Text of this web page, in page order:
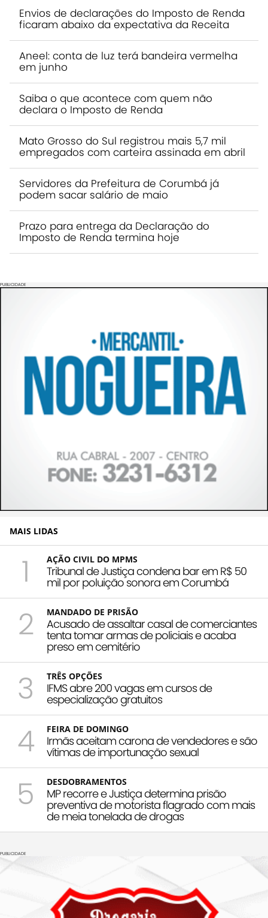
Envios de declarações do Imposto de Renda
ficaram abaixo da expectativa da Receita
Aneel: conta de luz terá bandeira vermelha
em junho
Saiba o que acontece com quem não
declara o Imposto de Renda
Mato Grosso do Sul registrou mais 5,7 mil
empregados com carteira assinada em abril
Servidores da Prefeitura de Corumbá já
podem sacar salário de maio
Prazo para entrega da Declaração do
Imposto de Renda termina hoje
PUBLICIDADE
MAIS LIDAS
1 AÇÃO CIVIL DO MPMS
Tribunal de Justiça condena bar em R$ 50
mil por poluição sonora em Corumbá
2 MANDADO DE PRISÃO
Acusado de assaltar casal de comerciantes
tenta tomar armas de policiais e acaba
preso em cemitério
3 TRÊS OPÇÕES
IFMS abre 200 vagas em cursos de
especialização gratuitos
4 FEIRA DE DOMINGO
Irmãs aceitam carona de vendedores e são
vítimas de importunação sexual
5 DESDOBRAMENTOS
MP recorre e Justiça determina prisão
preventiva de motorista flagrado com mais
de meia tonelada de drogas
PUBLICIDADE